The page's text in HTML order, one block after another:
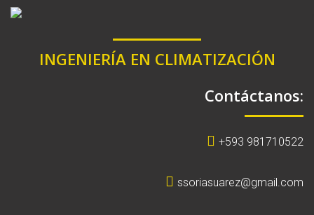
INGENIERÍA EN CLIMATIZACIÓN
Contáctanos:
+593 981710522
ssoriasuarez@gmail.com